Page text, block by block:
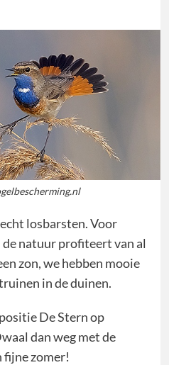
losbarsten. Voor
natuur profiteert van al
zon, we hebben mooie
in de duinen.
De Stern op
dan weg met de
fijne zomer!